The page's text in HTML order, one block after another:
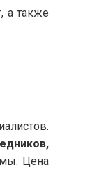
а также
Цена